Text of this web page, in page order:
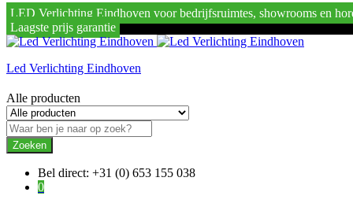
LED Verlichting Eindhoven voor bedrijfsruimtes, showrooms en
Laagste prijs garantie
Led Verlichting Eindhoven
Alle producten
Zoeken
Bel direct: +31 (0) 653 155 038
0